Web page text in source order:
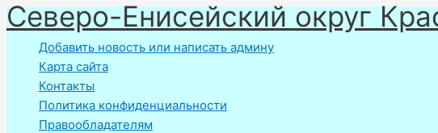
Перейти
к
содержимому
Северо-Енисейский округ
Добавить новость или написать админу
Карта сайта
Контакты
Политика конфиденциальности
Правообладателям